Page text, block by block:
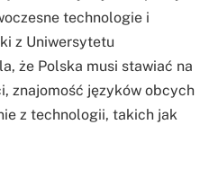
technologie i
z Uniwersytetu
że Polska musi stawiać na
znajomość języków obcych
z technologii, takich jak